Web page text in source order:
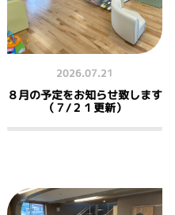
2026.07.21
８月の予定をお知らせ致します
（７/２１更新）